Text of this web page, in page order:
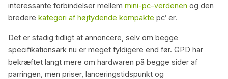
interessante forbindelser mellem mini-pc-verdenen og den
bredere kategori af højtydende kompakte pc‛ er.
Det er stadig tidligt at annoncere, selv om begge
specifikationsark nu er meget fyldigere end før. GPD har
bekræftet langt mere om hardwaren på begge sider af
parringen, men priser, lanceringstidspunkt og